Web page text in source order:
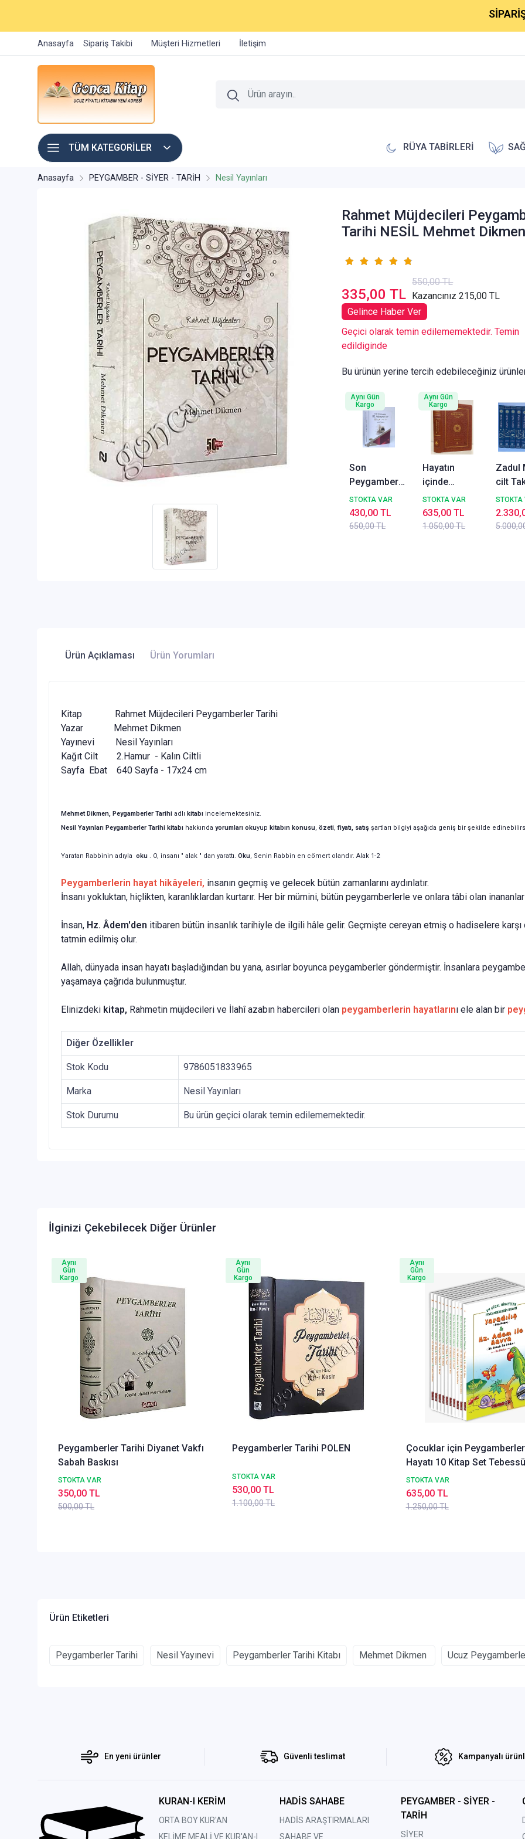
Anasayfa Sipariş Takibi Müşteri Hizmetleri İletişim
TÜM KATEGORİLER RÜYA TABİRLERİ
Anasayfa PEYGAMBER - SİYER - TARİH Nesil Yayınları
Rahmet Müjdecileri
Tarihi NESİL Mehmet Dikmen
335,00 TL
550,00 TL
Kazancınız 215,00 TL
Gelince Haber Ver
Geçici olarak temin edilememektedir. Temin
edildiginde
Bu ürünün yerine tercih edebileceğiniz
Son
Peygamber
Hz.
Muhammed
Siyer-i Nebi
STOKTA VAR
650,00 TL
430,00 TL
Aynı Gün
Kargo
Hayatın
içinde
Rasulullah (
sav ) Termo
Deri Cilt Yedi
STOKTA VAR
1.050,00 TL
635,00 TL
Aynı Gün
Kargo
Zadul
cilt
Polen
STOKTA
Ürün Açıklaması Ürün Yorumları
Kitap Rahmet Müjdecileri Peygamberler Tarihi
Yazar Mehmet Dikmen
Yayınevi Nesil Yayınları
Kağıt Cilt 2.Hamur - Kalın Ciltli
Sayfa Ebat 640 Sayfa - 17x24 cm
Mehmet Dikmen, Peygamberler Tarihi adlı kitabı incelemektesiniz.
Nesil Yayınları Peygamberler Tarihi kitabı hakkında yorumları okuyup kitabın konusu, özeti,fiyatı, satış şartları bilgiyi aşağıda geniş bir şekilde
Yaratan Rabbinin adıyla oku . O, insanı " alak " dan yarattı. Oku, Senin Rabbin en cömert olandır. Alak 1-2
Peygamberlerin hayat hikâyeleri, insanın geçmiş ve gelecek bütün zamanlarını aydınlatır.
İnsanı yokluktan, hiçlikten, karanlıklardan kurtarır. Her bir mümini, bütün peygamberlerle ve onlara tâbi olan
İnsan, Hz. Âdem'den itibaren bütün insanlık tarihiyle de ilgili hâle gelir. Geçmişte cereyan etmiş o hadiselere karşı
tatmin edilmiş olur.
Allah, dünyada insan hayatı başladığından bu yana, asırlar boyunca peygamberler göndermiştir. İnsanlara
yaşamaya çağrıda bulunmuştur.
Elinizdeki kitap, Rahmetin müjdecileri ve İlahî azabın habercileri olan peygamberlerin hayatlarını ele alan bir
Diğer Özellikler
Stok Kodu 9786051833965
Marka Nesil Yayınları
Stok Durumu Bu ürün geçici olarak temin edilememektedir.
İlginizi Çekebilecek Diğer Ürünler
Peygamberler Tarihi Diyanet Vakfı
Sabah Baskısı
STOKTA VAR
500,00 TL
350,00 TL
Aynı
Gün
Kargo
Peygamberler Tarihi POLEN
STOKTA VAR
1.100,00 TL
530,00 TL
Aynı
Gün
Kargo
Çocuklar için
Hayatı 10 Kitap Set
Yayın
STOKTA VAR
1.250,00 TL
635,00 TL
Aynı
Gün
Kargo
Ürün Etiketleri
Peygamberler Tarihi Nesil Yayınevi Peygamberler Tarihi Kitabı Mehmet Dikmen Ucuz
En yeni ürünler Güvenli teslimat Kampanyalı
KURAN-I KERİM
ORTA BOY KUR'AN
KELİME MEALİ VE KUR'AN-I
HADİS SAHABE
HADİS ARAŞTIRMALARI
SAHABE VE
PEYGAMBER - SİYER -
TARİH
SİYER